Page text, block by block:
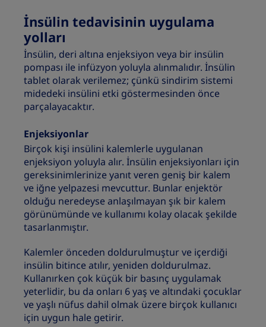
İnsülin tedavisinin uygulama
yolları
İnsülin, deri altına enjeksiyon veya bir insülin
pompası ile infüzyon yoluyla alınmalıdır. İnsülin
tablet olarak verilemez; çünkü sindirim sistemi
midedeki insülini etki göstermesinden önce
parçalayacaktır.
Enjeksiyonlar
Birçok kişi insülini kalemlerle uygulanan
enjeksiyon yoluyla alır. İnsülin enjeksiyonları için
gereksinimlerinize yanıt veren geniş bir kalem
ve iğne yelpazesi mevcuttur. Bunlar enjektör
olduğu neredeyse anlaşılmayan şık bir kalem
görünümünde ve kullanımı kolay olacak şekilde
tasarlanmıştır.
Kalemler önceden doldurulmuştur ve içerdiği
insülin bitince atılır, yeniden doldurulmaz.
Kullanırken çok küçük bir basınç uygulamak
yeterlidir, bu da onları 6 yaş ve altındaki çocuklar
ve yaşlı nüfus dahil olmak üzere birçok kullanıcı
için uygun hale getirir.